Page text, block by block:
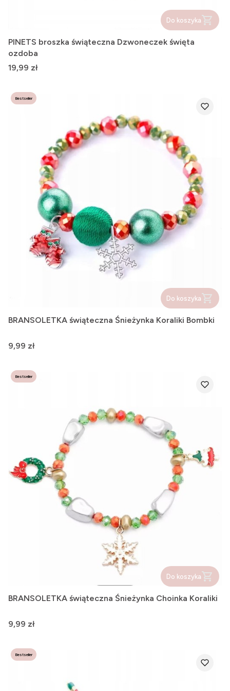
Do koszyka
PINETS broszka świąteczna Dzwoneczek święta
ozdoba
Cena
19,99 zł
Bestseller
Do koszyka
BRANSOLETKA świąteczna Śnieżynka Koraliki Bombki
Cena
9,99 zł
Bestseller
Do koszyka
BRANSOLETKA świąteczna Śnieżynka Choinka Koraliki
Cena
9,99 zł
Bestseller